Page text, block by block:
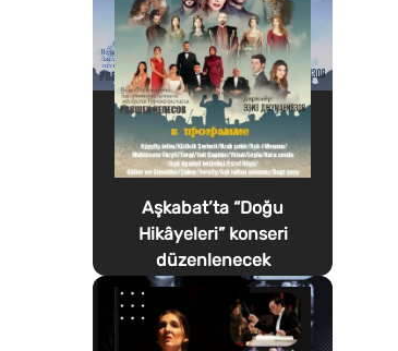
Aşkabat’ta “Doğu
Hikâyeleri” konseri
düzenlenecek